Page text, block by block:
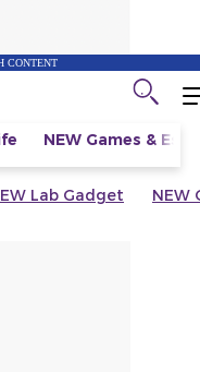
CONTENT
NEW Games &
Lab Gadget NEW